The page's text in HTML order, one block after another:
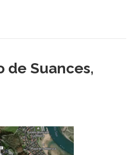
de Suances,